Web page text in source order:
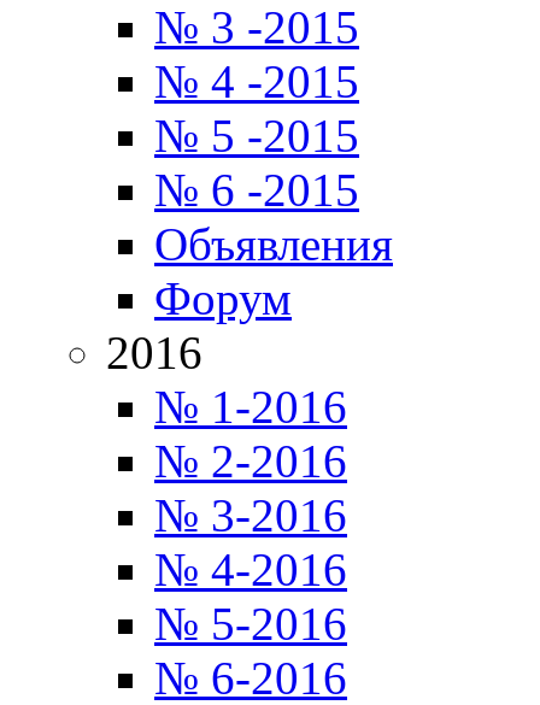
№ 3 -2015
№ 4 -2015
№ 5 -2015
№ 6 -2015
Объявления
Форум
2016
№ 1-2016
№ 2-2016
№ 3-2016
№ 4-2016
№ 5-2016
№ 6-2016